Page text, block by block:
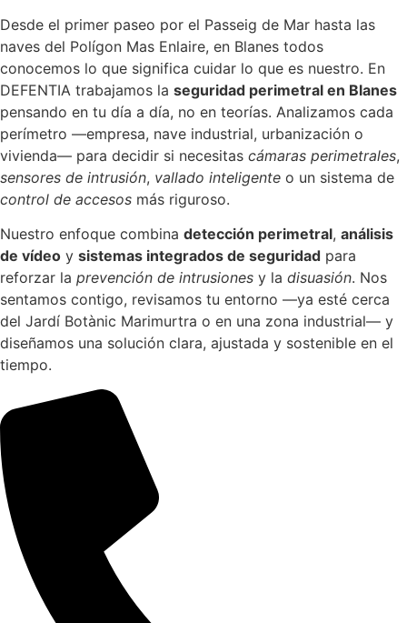
Desde el primer paseo por el Passeig de Mar hasta las
naves del Polígon Mas Enlaire, en Blanes todos
conocemos lo que significa cuidar lo que es nuestro. En
DEFENTIA trabajamos la seguridad perimetral en Blanes
pensando en tu día a día, no en teorías. Analizamos cada
perímetro —empresa, nave industrial, urbanización o
vivienda— para decidir si necesitas cámaras perimetrales,
sensores de intrusión, vallado inteligente o un sistema de
control de accesos más riguroso.
Nuestro enfoque combina detección perimetral, análisis
de vídeo y sistemas integrados de seguridad para
reforzar la prevención de intrusiones y la disuasión. Nos
sentamos contigo, revisamos tu entorno —ya esté cerca
del Jardí Botànic Marimurtra o en una zona industrial— y
diseñamos una solución clara, ajustada y sostenible en el
tiempo.